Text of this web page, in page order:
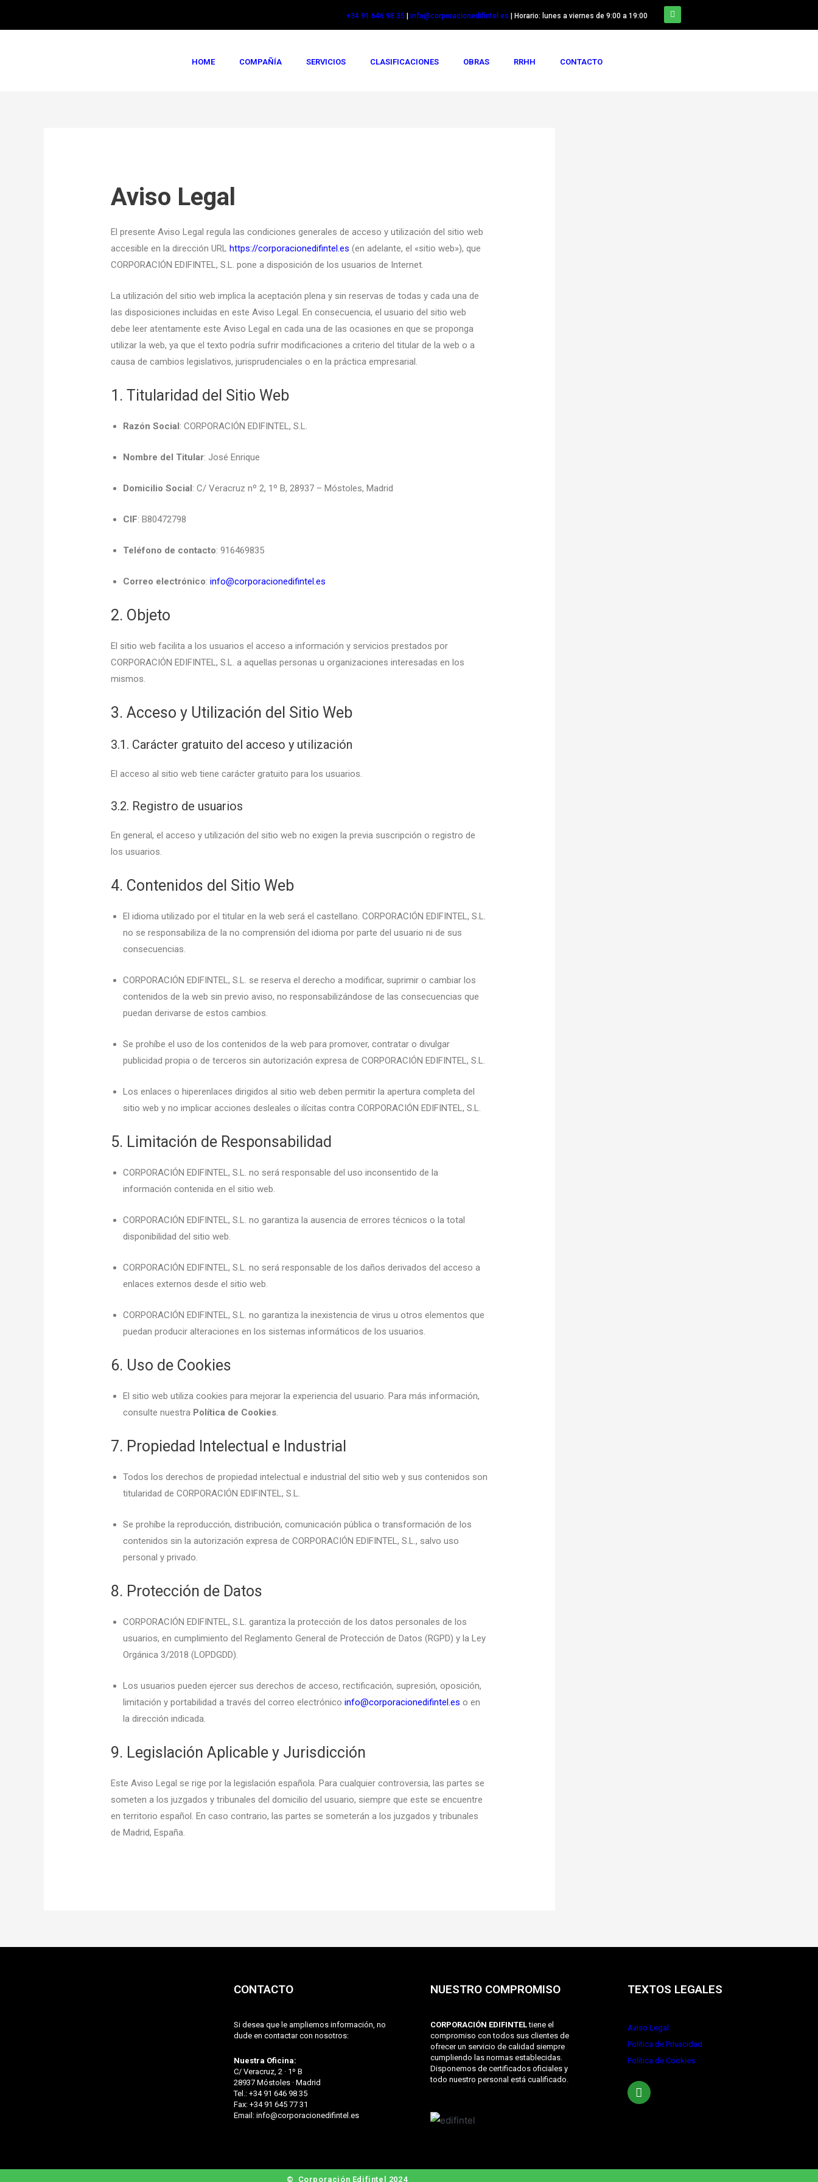
+34 91 646 98 35 info@corporacionedifintel.es | Horario: lunes a viernes de 9:00 a 19:00
HOME COMPAÑÍA SERVICIOS CLASIFICACIONES OBRAS RRHH CONTACTO
Aviso Legal
El presente Aviso Legal regula las condiciones generales de acceso y utilización del sitio web
accesible en la dirección URLhttps://corporacionedifintel.es (en adelante, el «sitio web»), que
CORPORACIÓN EDIFINTEL, S.L. pone a disposición de los usuarios de Internet.
La utilización del sitio web implica la aceptación plena y sin reservas de todas y cada una de
las disposiciones incluidas en este Aviso Legal. En consecuencia, el usuario del sitio web
debe leer atentamente este Aviso Legal en cada una de las ocasiones en que se proponga
utilizar la web, ya que el texto podría sufrir modificaciones a criterio del titular de la web o a
causa de cambios legislativos, jurisprudenciales o en la práctica empresarial.
1. Titularidad del Sitio Web
Razón Social: CORPORACIÓN EDIFINTEL, S.L.
Nombre del Titular: José Enrique
Domicilio Social: C/ Veracruz nº 2, 1º B, 28937 – Móstoles, Madrid
CIF: B80472798
Teléfono de contacto: 916469835
Correo electrónico:info@corporacionedifintel.es
2. Objeto
El sitio web facilita a los usuarios el acceso a información y servicios prestados por
CORPORACIÓN EDIFINTEL, S.L. a aquellas personas u organizaciones interesadas en los
mismos.
3. Acceso y Utilización del Sitio Web
3.1. Carácter gratuito del acceso y utilización
El acceso al sitio web tiene carácter gratuito para los usuarios.
3.2. Registro de usuarios
En general, el acceso y utilización del sitio web no exigen la previa suscripción o registro de
los usuarios.
4. Contenidos del Sitio Web
El idioma utilizado por el titular en la web será el castellano. CORPORACIÓN EDIFINTEL, S.L.
no se responsabiliza de la no comprensión del idioma por parte del usuario ni de sus
consecuencias.
CORPORACIÓN EDIFINTEL, S.L. se reserva el derecho a modificar, suprimir o cambiar los
contenidos de la web sin previo aviso, no responsabilizándose de las consecuencias que
puedan derivarse de estos cambios.
Se prohíbe el uso de los contenidos de la web para promover, contratar o divulgar
publicidad propia o de terceros sin autorización expresa de CORPORACIÓN EDIFINTEL, S.L.
Los enlaces o hiperenlaces dirigidos al sitio web deben permitir la apertura completa del
sitio web y no implicar acciones desleales o ilícitas contra CORPORACIÓN EDIFINTEL, S.L.
5. Limitación de Responsabilidad
CORPORACIÓN EDIFINTEL, S.L. no será responsable del uso inconsentido de la
información contenida en el sitio web.
CORPORACIÓN EDIFINTEL, S.L. no garantiza la ausencia de errores técnicos o la total
disponibilidad del sitio web.
CORPORACIÓN EDIFINTEL, S.L. no será responsable de los daños derivados del acceso a
enlaces externos desde el sitio web.
CORPORACIÓN EDIFINTEL, S.L. no garantiza la inexistencia de virus u otros elementos que
puedan producir alteraciones en los sistemas informáticos de los usuarios.
6. Uso de Cookies
El sitio web utiliza cookies para mejorar la experiencia del usuario. Para más información,
consulte nuestra Política de Cookies.
7. Propiedad Intelectual e Industrial
Todos los derechos de propiedad intelectual e industrial del sitio web y sus contenidos son
titularidad de CORPORACIÓN EDIFINTEL, S.L.
Se prohíbe la reproducción, distribución, comunicación pública o transformación de los
contenidos sin la autorización expresa de CORPORACIÓN EDIFINTEL, S.L., salvo uso
personal y privado.
8. Protección de Datos
CORPORACIÓN EDIFINTEL, S.L. garantiza la protección de los datos personales de los
usuarios, en cumplimiento del Reglamento General de Protección de Datos (RGPD) y la Ley
Orgánica 3/2018 (LOPDGDD).
Los usuarios pueden ejercer sus derechos de acceso, rectificación, supresión, oposición,
limitación y portabilidad a través del correo electrónicoinfo@corporacionedifintel.es o en
la dirección indicada.
9. Legislación Aplicable y Jurisdicción
Este Aviso Legal se rige por la legislación española. Para cualquier controversia, las partes se
someten a los juzgados y tribunales del domicilio del usuario, siempre que este se encuentre
en territorio español. En caso contrario, las partes se someterán a los juzgados y tribunales
de Madrid, España.
CONTACTO
Si desea que le ampliemos información, no
dude en contactar con nosotros:
Nuestra Oficina:
C/ Veracruz, 2 · 1º B
28937 Móstoles · Madrid
Tel.: +34 91 646 98 35
Fax: +34 91 645 77 31
Email: info@corporacionedifintel.es
NUESTRO COMPROMISO
CORPORACIÓN EDIFINTELtiene el
compromiso con todos sus clientes de
ofrecer un servicio de calidad siempre
cumpliendo las normas establecidas.
Disponemos de certificados oficiales y
todo nuestro personal está cualificado.
TEXTOS LEGALES
Aviso Legal
Política de Privacidad
Política de Cookies
© Corporación Edifintel 2024